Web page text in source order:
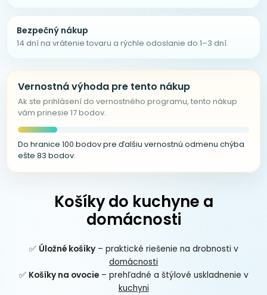
Bezpečný nákup
14 dní na vrátenie tovaru a rýchle odoslanie do 1–3 dní.
Vernostná výhoda pre tento nákup
Ak ste prihlásení do vernostného programu, tento nákup
vám prinesie 17 bodov.
Do hranice 100 bodov pre ďalšiu vernostnú odmenu chýba
ešte 83 bodov.
Košíky do kuchyne a
domácnosti
✅ Úložné košíky– praktické riešenie na drobnosti v
domácnosti
✅ Košíky na ovocie– prehľadné a štýlové uskladnenie v
kuchyni